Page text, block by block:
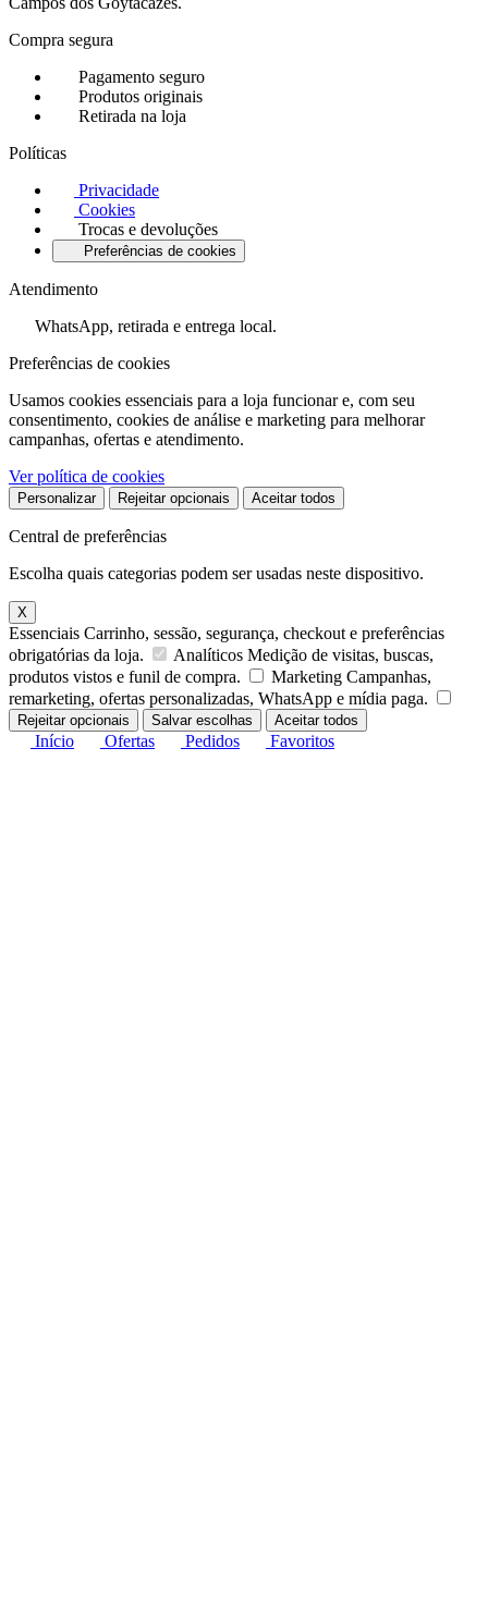
Compra segura
Pagamento seguro
Produtos originais
Retirada na loja
Políticas
Privacidade
Cookies
Trocas e devoluções
Preferências de cookies
Atendimento
WhatsApp, retirada e entrega local.
Preferências de cookies
Usamos cookies essenciais para a loja funcionar e, com seu
consentimento, cookies de análise e marketing para melhorar
campanhas, ofertas e atendimento.
Ver política de cookies
Personalizar Rejeitar opcionais Aceitar todos
Central de preferências
Escolha quais categorias podem ser usadas neste dispositivo.
X
Essenciais Carrinho, sessão, segurança, checkout e preferências
obrigatórias da loja.
Analíticos Medição de visitas, buscas,
produtos vistos e funil de compra.
Marketing Campanhas,
remarketing, ofertas personalizadas, WhatsApp e mídia paga.
Rejeitar opcionais Salvar escolhas Aceitar todos
Início Ofertas Pedidos Favoritos